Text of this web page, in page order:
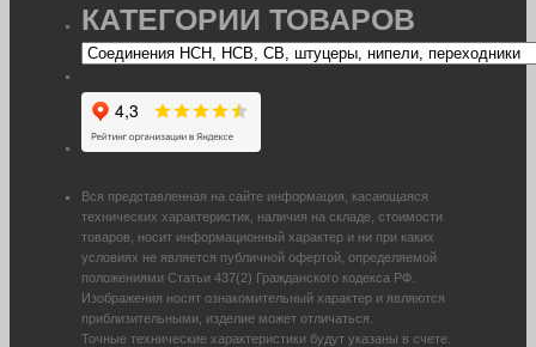
КАТЕГОРИИ ТОВАРОВ
Вся представленная на сайте информация, касающаяся
технических характеристик, наличия на складе, стоимости
товаров, носит информационный характер и ни при каких
условиях не является публичной офертой, определяемой
положениями Статьи 437(2) Гражданского кодекса РФ.
Изображения носят ознакомительный характер и являются
приблизительными, изделие может отличаться.
Точные технические характеристики будут указаны в счете.